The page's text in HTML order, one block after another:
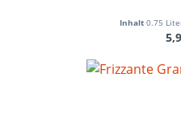
Inhalt 0.75